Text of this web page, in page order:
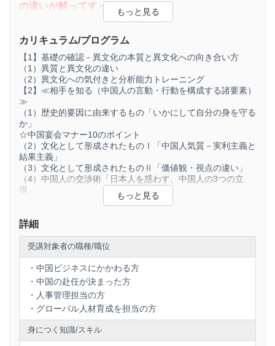
の違いが解ってすっきり」
「評価ポイントの設定に問題があった。中国人の
短所が長所に見えてくる」
カリキュラム/プログラム
【1】基礎の確認－異文化の本質と異文化への向き合い方
（1）異質と異文化の違い
（2）異文化への気付きと分析能力トレーニング
【2】≪相手を知る（中国人の言動・行動を構成する諸要素）
≫
（1）歴史的要因に由来するもの「いかにして自分の身を守る
か」
☆中国宴会マナー10のポイント
（2）文化として形成されたものⅠ「中国人気質－実利主義と
結果主義」
（3）文化として形成されたものⅡ「価値観・視点の違い」
（4）中国人の交渉術「日本人を惑わす、中国人の3つの立
場」
（5）どっちもどっちと誤解の産物
Ⅰ.中国人のビジネス交渉の考え方
Ⅱ.行動パターン：「まず～してみよう！」
【3】中国文化のルーツを知る
（1）中国人の“愛国心”とアイデンティティ
（2）中国人の国家観と官民の関係
詳細
受講対象者の職種/職位
・中国ビジネスにかかわる方
・中国の赴任が決まった方
・人事管理担当の方
・グローバル人材育成を担当の方
身につく知識/スキル